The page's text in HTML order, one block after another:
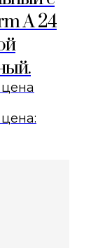
A 24